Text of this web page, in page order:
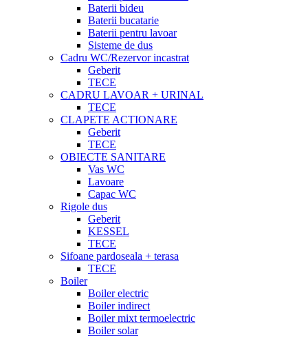
Baterii bideu
Baterii bucatarie
Baterii pentru lavoar
Sisteme de dus
Cadru WC/Rezervor incastrat
Geberit
TECE
CADRU LAVOAR + URINAL
TECE
CLAPETE ACTIONARE
Geberit
TECE
OBIECTE SANITARE
Vas WC
Lavoare
Capac WC
Rigole dus
Geberit
KESSEL
TECE
Sifoane pardoseala + terasa
TECE
Boiler
Boiler electric
Boiler indirect
Boiler mixt termoelectric
Boiler solar